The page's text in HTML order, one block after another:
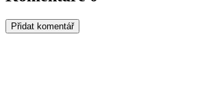
Přidat komentář